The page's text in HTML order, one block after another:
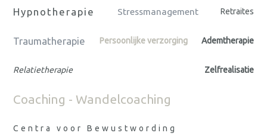
Hypnotherapie Stressmanagement Retraites
Traumatherapie Persoonlijke verzorging Ademtherapie
Relatietherapie Zelfrealisatie
Coaching - Wandelcoaching
Centra voor Bewustwording